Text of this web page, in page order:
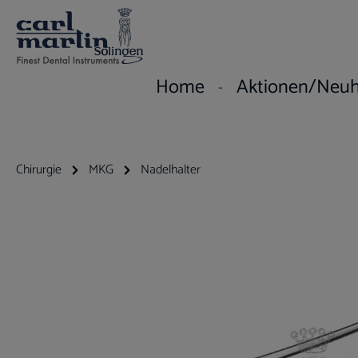
Hauptinhalt springen
Zur Hauptnavigation springen
Home Aktionen/
Chirurgie MKG Nadelhalter